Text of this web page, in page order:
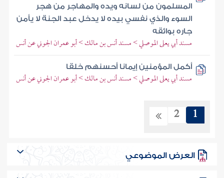
المسلمون من لسانه ويده والمهاجر من هجر
السوء والذي نفسي بيده لا يدخل عبد الجنة لا يأمن
جاره بوائقه
مسند أبي يعلى الموصلي > مسند أنس بن مالك > أبو عمران الجوني عن أنس
أكمل المؤمنين إيمانا أحسنهم خلقا
مسند أبي يعلى الموصلي > مسند أنس بن مالك > أبو عمران الجوني عن أنس
1
2
العرض الموضوعي